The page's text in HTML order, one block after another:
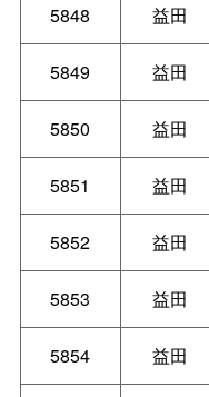
5848 益田
5849 益田
5850 益田
5851 益田
5852 益田
5853 益田
5854 益田